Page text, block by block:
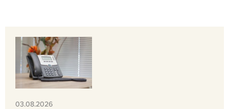
03.08.2026